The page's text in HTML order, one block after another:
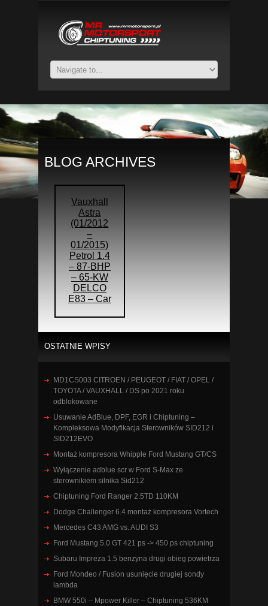
BLOG ARCHIVES
Vauxhall
Astra
(01/2012
–
01/2015)
Petrol 1.4
– 87-BHP
– 65-KW
DELCO
E83 – Car
OSTATNIE WPISY
MD1CS003 CITROEN / PEUGEOT / FIAT / OPEL /
TOYOTA / VAUXHALL / DS po 2021 roku
odblokowane
Usuwanie AdBlue, DPF, EGR i Chiptuning –
Kompleksowa Modyfikacja Sterowników SID212 i
SID212EVO
Montaż kompresora Whipple Ford Mustang GT/CS
Wyłączenie adblue scr w Ford S-Max ze
sterownikiem silnika Sid212
Chiptuning Ford Ranger 2.5TD 110KM
Dodge Challenger 6.4 montaż kompresora Vortech
Mercedes C43 AMG vs. AUDI S3
Ford Mustang 5.0 GT 421 ps -> 450 ps chiptuning
Subaru Impreza 1.5 benzyna drugi obieg powietrza
Ford Mondeo / Fusion usunięcie drugiej sondy
lambda
BMW 550i – Mpower Killer – Chiptuning 536KM